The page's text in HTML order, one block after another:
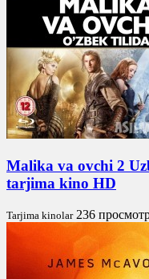
Malika va ovchi 2
tarjima kino HD
Tarjima kinolar 236